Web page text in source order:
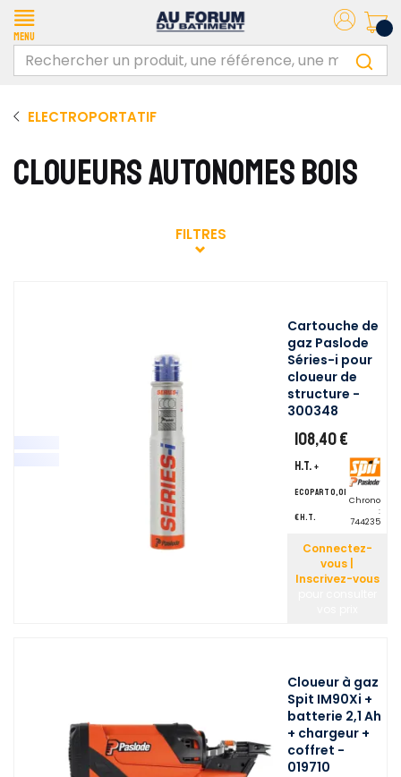
Menu
ELECTROPORTATIF
CLOUEURS AUTONOMES BOIS
FILTRES
Cartouche de
gaz Paslode
Séries-i pour
cloueur de
structure -
300348
108,40 €
H.T. +
ecopart 0,01
€ H.T.
Chrono
:
744235
Connectez-
vous |
Inscrivez-vous
Cloueur à gaz
Spit IM90Xi +
batterie 2,1 Ah
+ chargeur +
coffret -
019710